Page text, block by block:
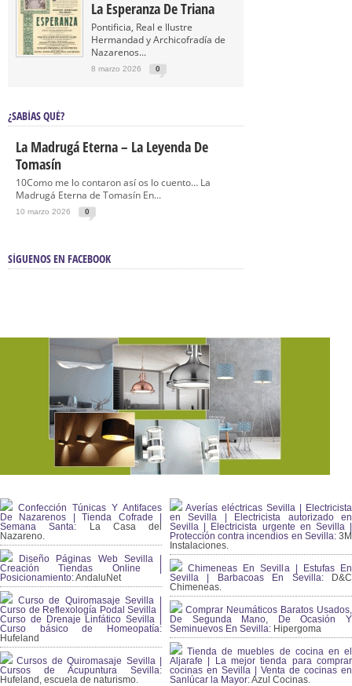
La Esperanza De Triana
Pontificia, Real e Ilustre
Hermandad y Archicofradía de
Nazarenos...
8 marzo 2026 0
¿SABÍAS QUÉ?
La Madrugá Eterna – La Leyenda De
Tomasín
10Como me lo contaron así os lo cuento… La
Madrugá Eterna de Tomasín En...
10 marzo 2026 0
SÍGUENOS EN FACEBOOK
Confección Túnicas Y Antifaces
De Nazarenos | Tienda Cofrade |
Semana Santa: La Casa del
Nazareno.
Diseño Páginas Web Sevilla |
Creación Tiendas Online |
Posicionamiento:AndaluNet
Curso de Quiromasaje Sevilla |
Curso de Reflexología Podal Sevilla |
Curso de Drenaje Linfático Sevilla |
Curso básico de Homeopatía:
Hufeland
Cursos de Quiromasaje Sevilla |
Cursos de Acupuntura Sevilla:
Hufeland, escuela de naturismo.
Averías eléctricas Sevilla | Electricista
en Sevilla | Electricista autorizado en
Sevilla | Electricista urgente en Sevilla |
Protección contra incendios en Sevilla:3M
Instalaciones.
Chimeneas En Sevilla | Estufas En
Sevilla | Barbacoas En Sevilla:D&C
Chimeneas.
Comprar Neumáticos Baratos Usados,
De Segunda Mano, De Ocasión Y
Seminuevos En Sevilla: Hipergoma
Tienda de muebles de cocina en el
Aljarafe | La mejor tienda para comprar
cocinas en Sevilla | Venta de cocinas en
Sanlúcar la Mayor:Azul Cocinas.